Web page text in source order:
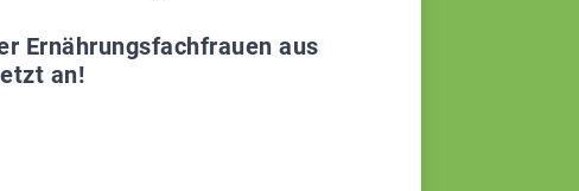
Ernährungsfachfrauen aus
an!